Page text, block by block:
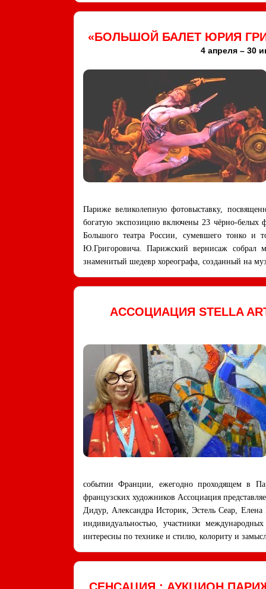
«БОЛЬШОЙ БАЛЕТ ЮРИЯ
4 апреля – 30
Париже великолепную фотовыставку,
богатую экспозицию включены 23 чёрно-белых
Большого театра России, сумевшего тонко и
Ю.Григоровича. Парижский вернисаж собрал
знаменитый шедевр хореографа, созданный на
АССОЦИАЦИЯ STELLA
событии Франции, ежегодно проходящем в
французских художников Ассоциация
Дидур, Александра Историк, Эстель Сеар,
индивидуальностью, участники
интересны по технике и стилю, колориту и
СЕНСАЦИЯ : АУКЦИОН